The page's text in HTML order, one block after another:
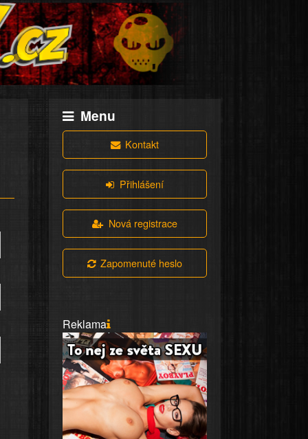
Menu
Kontakt
Přihlášení
Nová registrace
Zapomenuté heslo
Reklama